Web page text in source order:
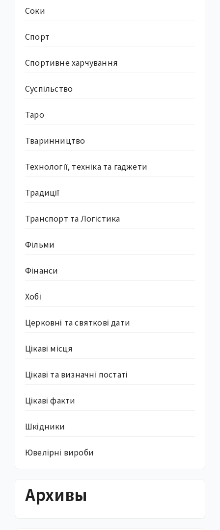
Соки
Спорт
Спортивне харчування
Суcпільство
Таро
Тваринництво
Технології, техніка та гаджети
Традиції
Транспорт та Логістика
Фільми
Фінанси
Хобі
Церковні та святкові дати
Цікаві місця
Цікаві та визначні постаті
Цікаві факти
Шкідники
Ювелірні вироби
Архивы